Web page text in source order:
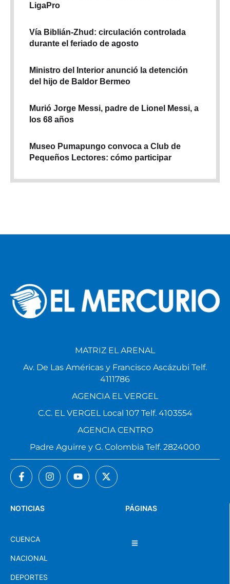
LigaPro
Vía Biblián-Zhud: circulación controlada
durante el feriado de agosto
Ministro del Interior anunció la detención
del hijo de Baldor Bermeo
Murió Jorge Messi, padre de Lionel Messi, a
los 68 años
Museo Pumapungo convoca a Club de
Pequeños Lectores: cómo participar
PÁGINAS
NOTICIAS
CUENCA
NACIONAL
DEPORTES
MATRIZ EL ARENAL
Av. De Las Américas y Francisco Ascázubi Telf.
4111786
AGENCIA EL VERGEL
C.C. EL VERGEL Local 107 Telf. 4103554
AGENCIA CENTRO
Padre Aguirre y G. Colombia Telf. 2824000